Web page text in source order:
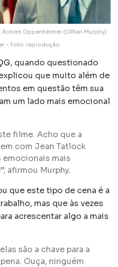
Robert Oppenheimer (Cillian Murphy)
– Foto: reprodução
, quando questionado
que muito além de
em questão têm sua
um lado mais emocional
filme. Acho que a
com Jean Tatlock
emocionais mais
afirmou Murphy.
que este tipo de cena é a
mas que às vezes
acrescentar algo a mais
são a chave para a
Ouça, ninguém